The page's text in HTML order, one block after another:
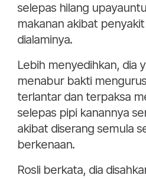
selepas hilang
makanan akibat
dialaminya.
​Lebih menyedihkan, dia
menabur bakti
terlantar dan terpaksa
selepas pipi kanannya
akibat diserang semula
berkenaan.
​Rosli berkata, dia